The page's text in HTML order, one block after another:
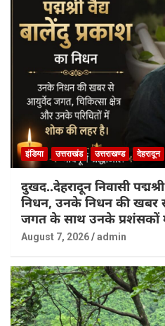
इंडिया उत्तराखंड उत्तराखण्ड देहरादून
दुखद..देहरादून निवासी
निधन, उनके निधन की खबर
जगत के साथ उनके प्रशंसकों
August 7, 2026 admin